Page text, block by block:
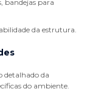
bandejas para
da estrutura.
detalhado da
do ambiente.